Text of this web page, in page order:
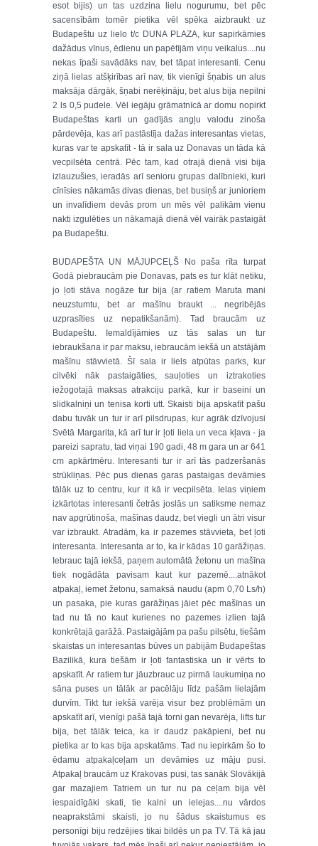
esot bijis) un tas uzdzina lielu nogurumu, bet pēc
sacensībām tomēr pietika vēl spēka aizbraukt uz
Budapeštu uz lielo t/c DUNA PLAZA, kur sapirkāmies
dažādus vīnus, ēdienu un papētījām viņu veikalus....nu
nekas īpaši savādāks nav, bet tāpat interesanti. Cenu
ziņā lielas atšķirības arī nav, tik vienīgi šņabis un alus
maksāja dārgāk, šņabi nerēķināju, bet alus bija nepilni
2 ls 0,5 pudele. Vēl iegāju grāmatnīcā ar domu nopirkt
Budapeštas karti un gadījās angļu valodu zinoša
pārdevēja, kas arī pastāstīja dažas interesantas vietas,
kuras var te apskatīt - tā ir sala uz Donavas un tāda kā
vecpilsēta centrā. Pēc tam, kad otrajā dienā visi bija
izlauzušies, ieradās arī senioru grupas dalībnieki, kuri
cīnīsies nākamās divas dienas, bet busiņš ar junioriem
un invalīdiem devās prom un mēs vēl palikām vienu
nakti izgulēties un nākamajā dienā vēl vairāk pastaigāt
pa Budapeštu.
BUDAPEŠTA UN MĀJUPCEĻŠ No paša rīta turpat
Godā piebraucām pie Donavas, pats es tur klāt netiku,
jo ļoti stāva nogāze tur bija (ar ratiem Maruta mani
neuzstumtu, bet ar mašīnu braukt ... negribējās
uzprasīties uz nepatikšanām). Tad braucām uz
Budapeštu. Iemaldījāmies uz tās salas un tur
iebraukšana ir par maksu, iebraucām iekšā un atstājām
mašīnu stāvvietā. Šī sala ir liels atpūtas parks, kur
cilvēki nāk pastaigāties, sauļoties un iztrakoties
iežogotajā maksas atrakciju parkā, kur ir baseini un
slidkalniņi un tenisa korti utt. Skaisti bija apskatīt pašu
dabu tuvāk un tur ir arī pilsdrupas, kur agrāk dzīvojusi
Svētā Margarita, kā arī tur ir ļoti liela un veca kļava - ja
pareizi sapratu, tad viņai 190 gadi, 48 m gara un ar 641
cm apkārtmēru. Interesanti tur ir arī tās padzeršanās
strūkliņas. Pēc pus dienas garas pastaigas devāmies
tālāk uz to centru, kur it kā ir vecpilsēta. Ielas viņiem
izkārtotas interesanti četrās joslās un satiksme nemaz
nav apgrūtinoša, mašīnas daudz, bet viegli un ātri visur
var izbraukt. Atradām, ka ir pazemes stāvvieta, bet ļoti
interesanta. Interesanta ar to, ka ir kādas 10 garāžiņas.
Iebrauc tajā iekšā, paņem automātā žetonu un mašīna
tiek nogādāta pavisam kaut kur pazemē....atnākot
atpakaļ, iemet žetonu, samaksā naudu (apm 0,70 Ls/h)
un pasaka, pie kuras garāžiņas jāiet pēc mašīnas un
tad nu tā no kaut kurienes no pazemes izlien tajā
konkrētajā garāžā. Pastaigājām pa pašu pilsētu, tiešām
skaistas un interesantas būves un pabijām Budapeštas
Bazilikā, kura tiešām ir ļoti fantastiska un ir vērts to
apskatīt. Ar ratiem tur jāuzbrauc uz pirmā laukumiņa no
sāna puses un tālāk ar pacēlāju līdz pašām lielajām
durvīm. Tikt tur iekšā varēja visur bez problēmām un
apskatīt arī, vienīgi pašā tajā torni gan nevarēja, lifts tur
bija, bet tālāk teica, ka ir daudz pakāpieni, bet nu
pietika ar to kas bija apskatāms. Tad nu iepirkām šo to
ēdamu atpakaļceļam un devāmies uz māju pusi.
Atpakaļ braucām uz Krakovas pusi, tas sanāk Slovākijā
gar mazajiem Tatriem un tur nu pa ceļam bija vēl
iespaidīgāki skati, tie kalni un ielejas....nu vārdos
neaprakstāmi skaisti, jo nu šādus skaistumus es
personīgi biju redzējies tikai bildēs un pa TV. Tā kā jau